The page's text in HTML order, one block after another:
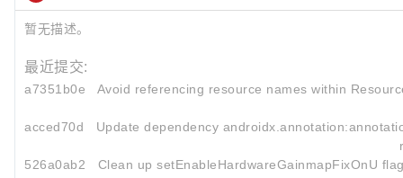
}
String url = myUrls.get(position);
Glide.with(myFragment)
.load(url)
.placeholder(R.drawable.loading_spinner)
暂无描述。
最近提交:
a7351b0e Avoid referencing resource names within
acced70d
Update dependency
526a0ab2
Clean up setEnableHardwareGainmapFixOnU